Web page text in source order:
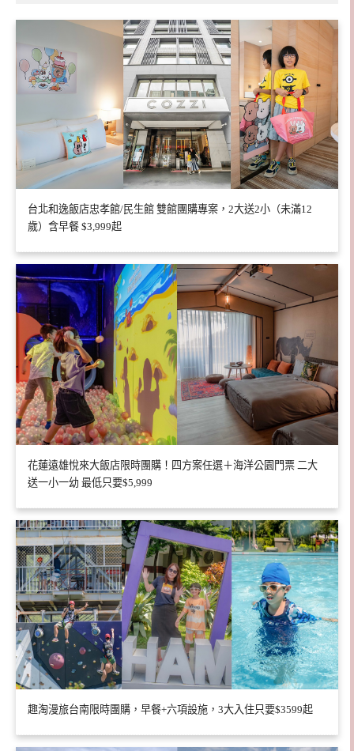
台北和逸飯店忠孝館/民生館 雙館團購專案，2大送2小（未滿12
歲）含早餐 $3,999起
花蓮遠雄悅來大飯店限時團購！四方案任選＋海洋公園門票 二大
送一小一幼 最低只要$5,999
趣淘漫旅台南限時團購，早餐+六項設施，3大入住只要$3599起